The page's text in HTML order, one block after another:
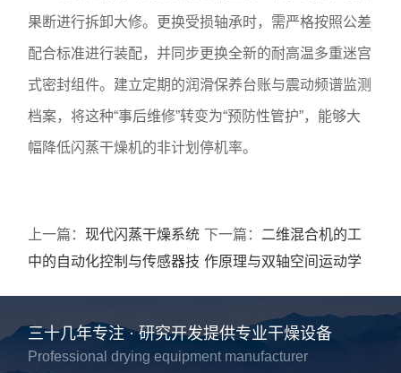
果断进行拆卸大修。更换受损轴承时，需严格按照公差
配合标准进行装配，并同步更换全新的耐高温多重迷宫
式密封组件。建立定期的润滑保养台账与震动频谱监测
档案，将这种“事后维修”转变为“预防性管护”，能够大
幅降低闪蒸干燥机的非计划停机率。
上一篇：现代闪蒸干燥系统
中的自动化控制与传感器技
下一篇： 二维混合机的工
作原理与双轴空间运动学
三十几年专注 · 研究开发提供专业干燥设备
Professional drying equipment manufacturer